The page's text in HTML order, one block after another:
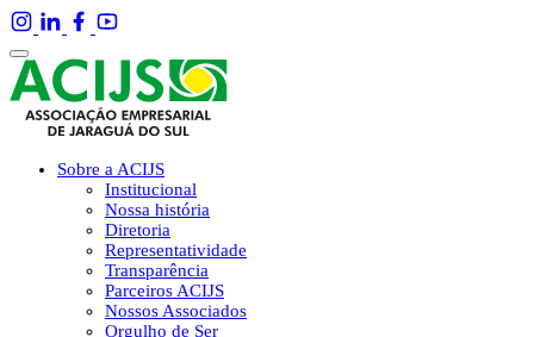
Sobre a ACIJS
Institucional
Nossa história
Diretoria
Representatividade
Transparência
Parceiros ACIJS
Nossos Associados
Orgulho de Ser